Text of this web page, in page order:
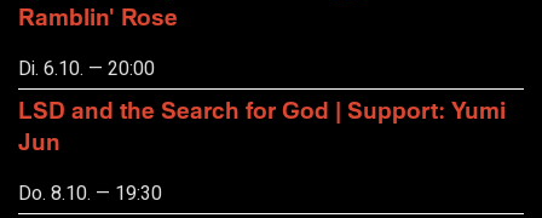
Ramblin' Rose
Di. 6.10. — 20:00
LSD and the Search for God | Support: Yumi
Jun
Do. 8.10. — 19:30